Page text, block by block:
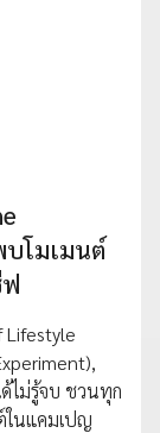
โมเมนต์
Lifestyle
ไม่รู้จบ ชวนทุก
ในแคมเปญ